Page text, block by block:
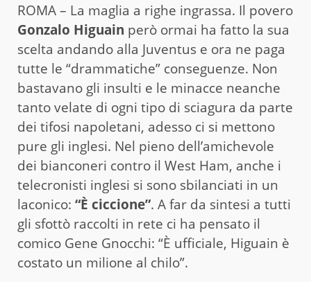
ROMA – La maglia a righe ingrassa. Il povero
Gonzalo Higuain però ormai ha fatto la sua
scelta andando alla Juventus e ora ne paga
tutte le “drammatiche” conseguenze. Non
bastavano gli insulti e le minacce neanche
tanto velate di ogni tipo di sciagura da parte
dei tifosi napoletani, adesso ci si mettono
pure gli inglesi. Nel pieno dell’amichevole
dei bianconeri contro il West Ham, anche i
telecronisti inglesi si sono sbilanciati in un
laconico: “È ciccione”. A far da sintesi a tutti
gli sfottò raccolti in rete ci ha pensato il
comico Gene Gnocchi: “È ufficiale, Higuain è
costato un milione al chilo”.